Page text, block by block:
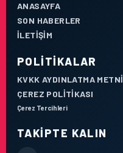
ANASAYFA
SON HABERLER
İLETIŞIM
POLITIKALAR
KVKK AYDINLATMA METNI
ÇEREZ POLITIKASI
Çerez Tercihleri
TAKIPTE KALIN